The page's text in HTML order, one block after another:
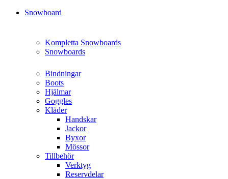
Snowboard
Kompletta Snowboards
Snowboards
Bindningar
Boots
Hjälmar
Goggles
Kläder
Handskar
Jackor
Byxor
Mössor
Tillbehör
Verktyg
Reservdelar